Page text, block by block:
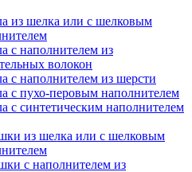
из шелка или с шелковым
с наполнителем из
волокон
с наполнителем из шерсти
с пухо-перовым наполнителем
с синтетическим наполнителем
из шелка или с шелковым
с наполнителем из